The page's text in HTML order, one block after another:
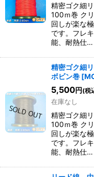
精密ゴク細
100ｍ巻 ク
回しが楽な
です。フレ
能、耐熱仕…
精密ゴク細
ボビン巻 [
5,500円(税
在庫なし
精密ゴク細
100ｍ巻 ク
回しが楽な
です。フレ
能、耐熱仕…